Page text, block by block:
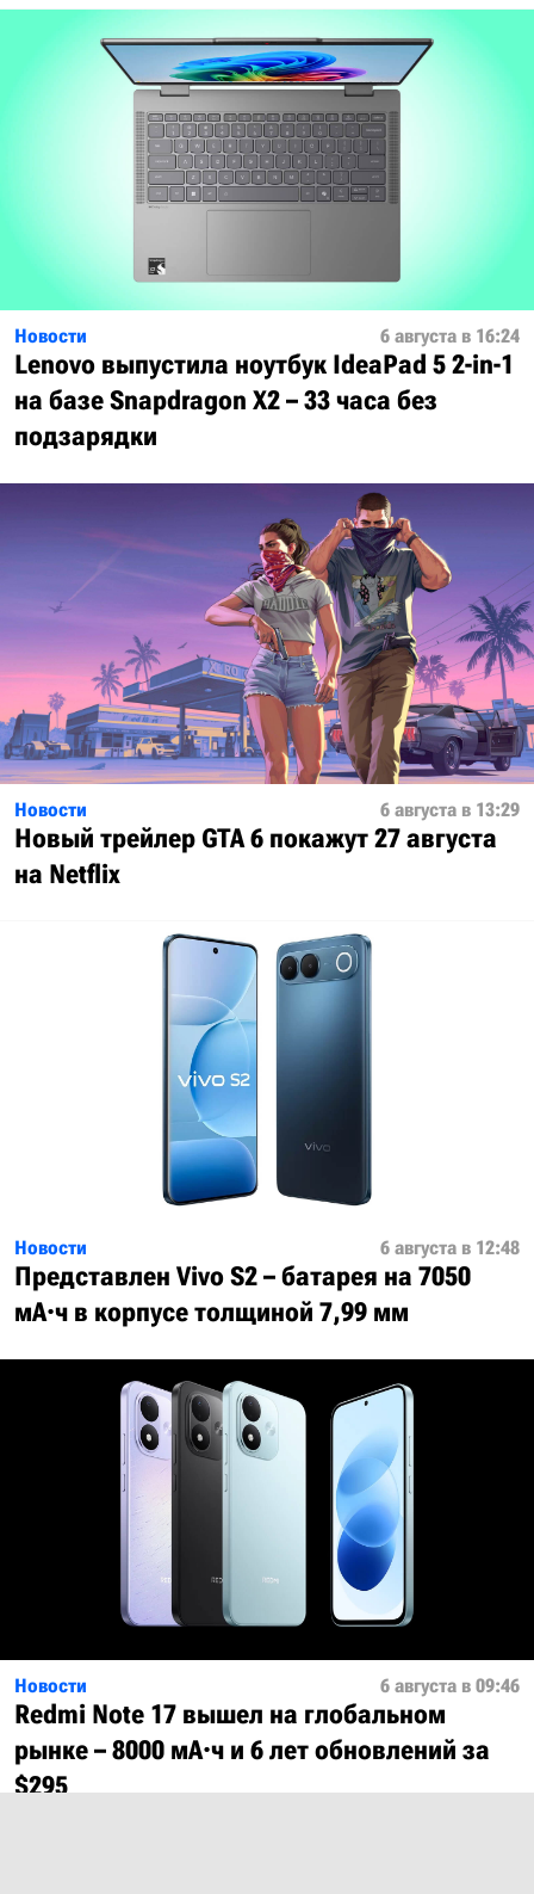
Новости 6 августа в 16:24
Lenovo выпустила ноутбук IdeaPad 5 2-in-1
на базе Snapdragon X2 – 33 часа без
подзарядки
Новости 6 августа в 13:29
Новый трейлер GTA 6 покажут 27 августа
на Netflix
Новости 6 августа в 12:48
Представлен Vivo S2 – батарея на 7050
мА·ч в корпусе толщиной 7,99 мм
Новости 6 августа в 09:46
Redmi Note 17 вышел на глобальном
рынке – 8000 мА·ч и 6 лет обновлений за
$295